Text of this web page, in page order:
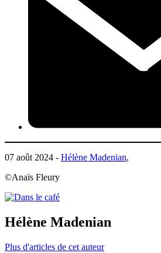
07 août 2024 - Hélène Madenian,
©Anaïs Fleury
Hélène Madenian
Plus d'articles de cet auteur